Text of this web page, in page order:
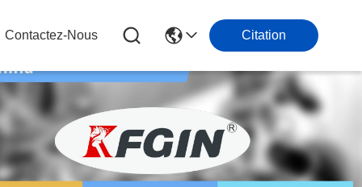
Contactez-Nous Citation